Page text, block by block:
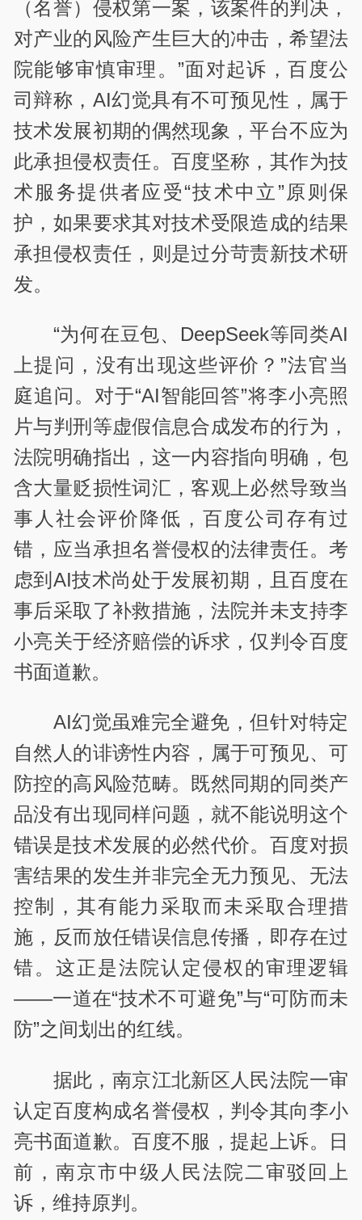
（名誉）侵权第一案，该案件的判决，
对产业的风险产生巨大的冲击，希望法
院能够审慎审理。”面对起诉，百度公
司辩称，AI幻觉具有不可预见性，属于
技术发展初期的偶然现象，平台不应为
此承担侵权责任。百度坚称，其作为技
术服务提供者应受“技术中立”原则保
护，如果要求其对技术受限造成的结果
承担侵权责任，则是过分苛责新技术研
发。
“为何在豆包、DeepSeek等同类AI
上提问，没有出现这些评价？”法官当
庭追问。对于“AI智能回答”将李小亮照
片与判刑等虚假信息合成发布的行为，
法院明确指出，这一内容指向明确，包
含大量贬损性词汇，客观上必然导致当
事人社会评价降低，百度公司存有过
错，应当承担名誉侵权的法律责任。考
虑到AI技术尚处于发展初期，且百度在
事后采取了补救措施，法院并未支持李
小亮关于经济赔偿的诉求，仅判令百度
书面道歉。
AI幻觉虽难完全避免，但针对特定
自然人的诽谤性内容，属于可预见、可
防控的高风险范畴。既然同期的同类产
品没有出现同样问题，就不能说明这个
错误是技术发展的必然代价。百度对损
害结果的发生并非完全无力预见、无法
控制，其有能力采取而未采取合理措
施，反而放任错误信息传播，即存在过
错。这正是法院认定侵权的审理逻辑
——一道在“技术不可避免”与“可防而未
防”之间划出的红线。
据此，南京江北新区人民法院一审
认定百度构成名誉侵权，判令其向李小
亮书面道歉。百度不服，提起上诉。日
前，南京市中级人民法院二审驳回上
诉，维持原判。